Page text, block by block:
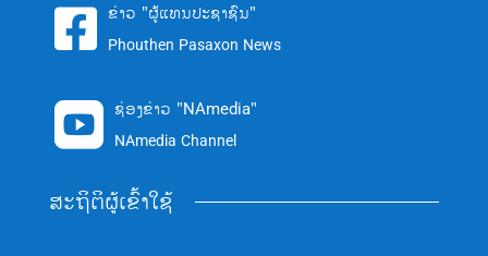
 ຂ່າວ "ຜູ້ແທນປະຊາຊົນ"
Phouthen Pasaxon News
 ຊ່ອງຂ່າວ "NAmedia"
NAmedia Channel
ສະຖິຕິຜູ້ເຂົ້າໃຊ້